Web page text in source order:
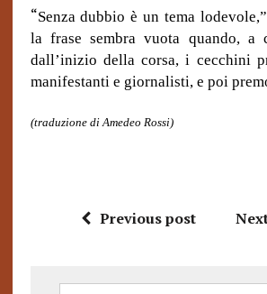
“Senza dubbio è un tema
la frase sembra vuota quando, a
dall’inizio della corsa, i cecchini
manifestanti e giornalisti, e poi
(traduzione di Amedeo Rossi)
Previous post